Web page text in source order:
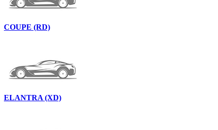
COUPE (RD)
ELANTRA (XD)